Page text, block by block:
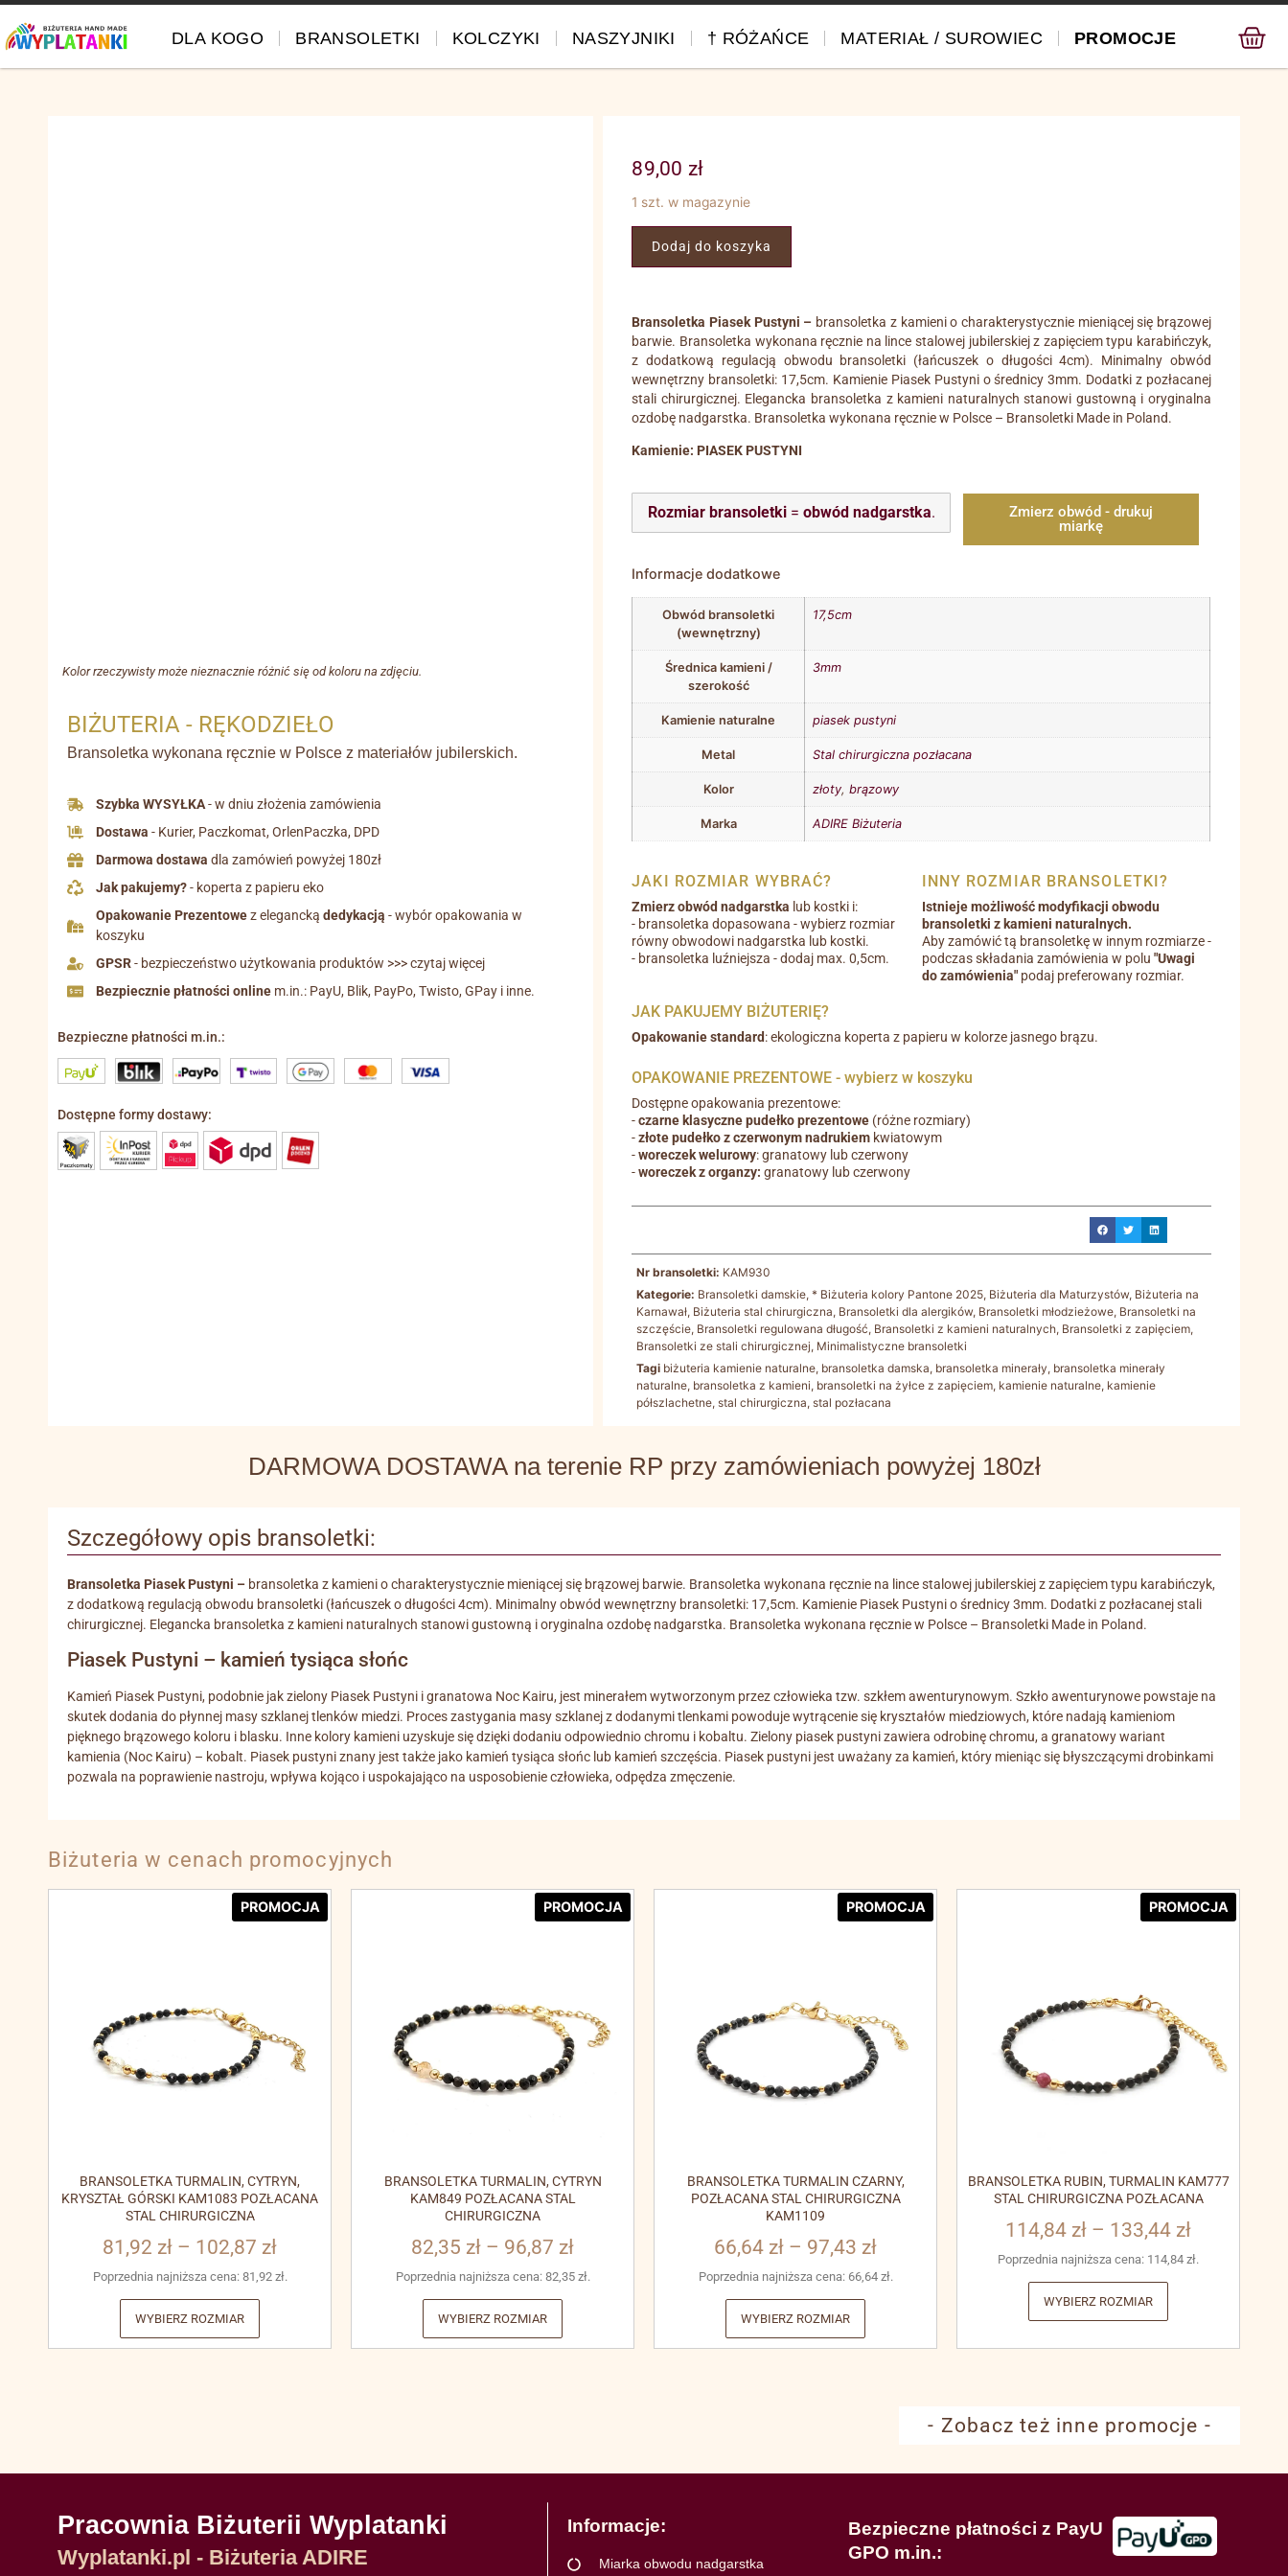
DLA KOGO BRANSOLETKI KOLCZYKI NASZYJNIKI † RÓŻAŃCE MATERIAŁ / SUROWIEC PROMOCJE
Kolor rzeczywisty może nieznacznie różnić się od koloru na zdjęciu.
BIŻUTERIA - RĘKODZIEŁO
Bransoletka wykonana ręcznie w Polsce z materiałów jubilerskich.
Szybka WYSYŁKA- w dniu złożenia zamówienia
Dostawa - Kurier, Paczkomat, OrlenPaczka, DPD
Darmowa dostawa dla zamówień powyżej 180zł
Jak pakujemy?- koperta z papieru eko
Opakowanie Prezentowez eleganckądedykacją - wybór opakowania w
koszyku
GPSR- bezpieczeństwo użytkowania produktów >>> czytaj więcej
Bezpiecznie płatności online m.in.: PayU, Blik, PayPo, Twisto, GPay i inne.
Bezpieczne płatności m.in.:
Dostępne formy dostawy:
89,00 zł
1 szt. w magazynie
Dodaj do koszyka
Bransoletka Piasek Pustyni – bransoletka z kamieni o charakterystycznie mieniącej się brązowej
barwie. Bransoletka wykonana ręcznie na lince stalowej jubilerskiej z zapięciem typu karabińczyk,
z dodatkową regulacją obwodu bransoletki (łańcuszek o długości 4cm). Minimalny obwód
wewnętrzny bransoletki: 17,5cm. Kamienie Piasek Pustyni o średnicy 3mm. Dodatki z pozłacanej
stali chirurgicznej. Elegancka bransoletka z kamieni naturalnych stanowi gustowną i oryginalna
ozdobę nadgarstka. Bransoletka wykonana ręcznie w Polsce – Bransoletki Made in Poland.
Kamienie: PIASEK PUSTYNI
Rozmiar bransoletki= obwód nadgarstka.
Zmierz obwód - drukuj
miarkę
Informacje dodatkowe
Obwód bransoletki
(wewnętrzny)
17,5cm
Średnica kamieni /
szerokość
3mm
Kamienie naturalne piasek pustyni
Metal Stal chirurgiczna pozłacana
Kolor złoty,brązowy
Marka ADIRE Biżuteria
JAKI ROZMIAR WYBRAĆ?
Zmierz obwód nadgarstka lub kostki i:
- bransoletka dopasowana - wybierz rozmiar
równy obwodowi nadgarstka lub kostki.
- bransoletka luźniejsza - dodaj max. 0,5cm.
INNY ROZMIAR BRANSOLETKI?
Istnieje możliwość modyfikacji obwodu
bransoletki z kamieni naturalnych.
Aby zamówić tą bransoletkę w innym rozmiarze -
podczas składania zamówienia w polu "Uwagi
do zamówienia"podaj preferowany rozmiar.
JAK PAKUJEMY BIŻUTERIĘ?
Opakowanie standard: ekologiczna koperta z papieru w kolorze jasnego brązu.
OPAKOWANIE PREZENTOWE - wybierz w koszyku
Dostępne opakowania prezentowe:
-czarne klasyczne pudełko prezentowe (różne rozmiary)
-złote pudełko z czerwonym nadrukiem kwiatowym
-woreczek welurowy: granatowy lub czerwony
-woreczek z organzy: granatowy lub czerwony
Nr bransoletki: KAM930
Kategorie: Bransoletki damskie,* Biżuteria kolory Pantone 2025, Biżuteria dla Maturzystów, Biżuteria na
Karnawał, Biżuteria stal chirurgiczna, Bransoletki dla alergików, Bransoletki młodzieżowe, Bransoletki na
szczęście, Bransoletki regulowana długość, Bransoletki z kamieni naturalnych, Bransoletki z zapięciem,
Bransoletki ze stali chirurgicznej, Minimalistyczne bransoletki
Tagi biżuteria kamienie naturalne, bransoletka damska, bransoletka minerały, bransoletka minerały
naturalne, bransoletka z kamieni, bransoletki na żyłce z zapięciem, kamienie naturalne, kamienie
półszlachetne,stal chirurgiczna,stal pozłacana
DARMOWA DOSTAWA na terenie RP przy zamówieniach powyżej 180zł
Szczegółowy opis bransoletki:
Bransoletka Piasek Pustyni – bransoletka z kamieni o charakterystycznie mieniącej się brązowej barwie. Bransoletka wykonana ręcznie na lince stalowej jubilerskiej z zapięciem typu karabińczyk,
z dodatkową regulacją obwodu bransoletki (łańcuszek o długości 4cm). Minimalny obwód wewnętrzny bransoletki: 17,5cm. Kamienie Piasek Pustyni o średnicy 3mm. Dodatki z pozłacanej stali
chirurgicznej. Elegancka bransoletka z kamieni naturalnych stanowi gustowną i oryginalna ozdobę nadgarstka. Bransoletka wykonana ręcznie w Polsce – Bransoletki Made in Poland.
Piasek Pustyni – kamień tysiąca słońc
Kamień Piasek Pustyni, podobnie jak zielony Piasek Pustyni i granatowa Noc Kairu, jest minerałem wytworzonym przez człowieka tzw. szkłem awenturynowym. Szkło awenturynowe powstaje na
skutek dodania do płynnej masy szklanej tlenków miedzi. Proces zastygania masy szklanej z dodanymi tlenkami powoduje wytrącenie się kryształów miedziowych, które nadają kamieniom
pięknego brązowego koloru i blasku. Inne kolory kamieni uzyskuje się dzięki dodaniu odpowiednio chromu i kobaltu. Zielony piasek pustyni zawiera odrobinę chromu, a granatowy wariant
kamienia (Noc Kairu) – kobalt. Piasek pustyni znany jest także jako kamień tysiąca słońc lub kamień szczęścia. Piasek pustyni jest uważany za kamień, który mieniąc się błyszczącymi drobinkami
pozwala na poprawienie nastroju, wpływa kojąco i uspokajająco na usposobienie człowieka, odpędza zmęczenie.
Biżuteria w cenach promocyjnych
PROMOCJA
BRANSOLETKA TURMALIN, CYTRYN,
KRYSZTAŁ GÓRSKI KAM1083 POZŁACANA
STAL CHIRURGICZNA
81,92 zł – 102,87 zł
Poprzednia najniższa cena: 81,92 zł.
WYBIERZ ROZMIAR
PROMOCJA
BRANSOLETKA TURMALIN, CYTRYN
KAM849 POZŁACANA STAL
CHIRURGICZNA
82,35 zł – 96,87 zł
Poprzednia najniższa cena: 82,35 zł.
WYBIERZ ROZMIAR
PROMOCJA
BRANSOLETKA TURMALIN CZARNY,
POZŁACANA STAL CHIRURGICZNA
KAM1109
66,64 zł – 97,43 zł
Poprzednia najniższa cena: 66,64 zł.
WYBIERZ ROZMIAR
PROMOCJA
BRANSOLETKA RUBIN, TURMALIN KAM777
STAL CHIRURGICZNA POZŁACANA
114,84 zł – 133,44 zł
Poprzednia najniższa cena: 114,84 zł.
WYBIERZ ROZMIAR
- Zobacz też inne promocje -
Pracownia Biżuterii Wyplatanki
Wyplatanki.pl - Biżuteria ADIRE
Informacje:
Miarka obwodu nadgarstka
Bezpieczne płatności z PayU
GPO m.in.: